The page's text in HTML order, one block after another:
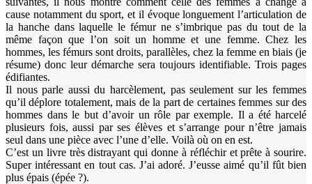
cause notamment du sport, et il évoque longuement l’articulation de
la hanche dans laquelle le fémur ne s’imbrique pas du tout de la
même façon que l’on soit un homme et une femme. Chez les
hommes, les fémurs sont droits, parallèles, chez la femme en biais (je
résume) donc leur démarche sera toujours identifiable. Trois pages
édifiantes.
Il nous parle aussi du harcèlement, pas seulement sur les femmes
qu’il déplore totalement, mais de la part de certaines femmes sur des
hommes dans le but d’avoir un rôle par exemple. Il a été harcelé
plusieurs fois, aussi par ses élèves et s’arrange pour n’être jamais
seul dans une pièce avec l’une d’elle. Voilà où on en est.
C’est un livre très distrayant qui donne à réfléchir et prête à sourire.
Super intéressant en tout cas. J’ai adoré. J’eusse aimé qu’il fût bien
plus épais (épée ?).